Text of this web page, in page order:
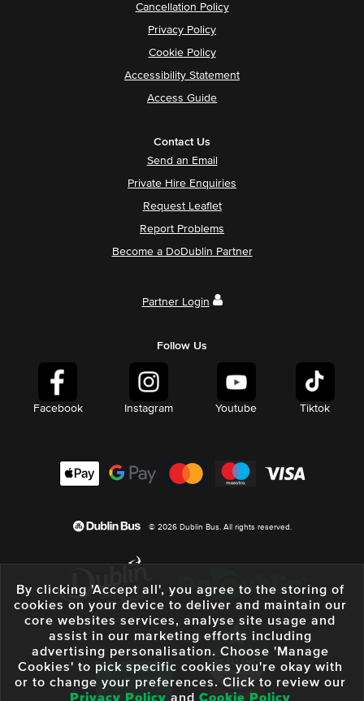
Cancellation Policy
Privacy Policy
Cookie Policy
Accessibility Statement
Access Guide
Contact Us
Send an Email
Private Hire Enquiries
Request Leaflet
Report Problems
Become a DoDublin Partner
Partner Login
Follow Us
Facebook Instagram Youtube Tiktok
© 2026 Dublin Bus. All rights reserved.
By clicking 'Accept all', you agree to the storing of
cookies on your device to deliver and maintain our
core websites services, analyse site usage and
assist in our marketing efforts including
advertising personalisation. Choose 'Manage
Cookies' to pick specific cookies you're okay with
or to change your preferences. Click to review our
Privacy Policy and Cookie Policy